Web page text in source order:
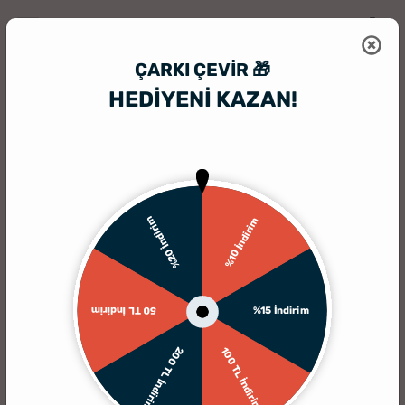
ÇARKI ÇEVIR 🎁
HEDİYENİ KAZAN!
%10 İndirim
%15 İndirim
100 TL İndirim
200 TL İndirim
50 TL İndirim
%20 İndirim
Yılbaşı Çiçeği Nedir ? Bakımı Nasıl Yapılır, Yılbaşı Çiçeği
Yılbaşına yakın zamanlarda açması nedeniyle adını
yılbaşı çiçeği olarak alan bitkinin asıl ismi,
schlumbergera olarak bilinir. Bir tür iç mekan bitkisi
olarak bilinen yılbaşı çiçeği, kaktüs ailesi fertleri arasında
yer almaktadır.Yılbaşı çiçeği nedir
, sorusuna verilecek
yanıt, geniş yapraklı, farklı çiçek renklerine sahip olması